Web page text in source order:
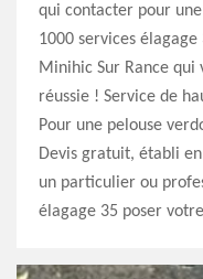
qui contacter pour
1000 services
Minihic Sur Rance qui
réussie ! Service de
Pour une pelouse
Devis gratuit, établi
un particulier ou
élagage 35 poser